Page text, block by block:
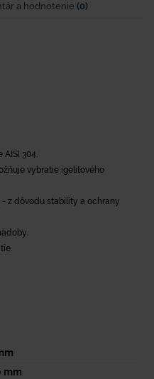
a hodnotenie (0)
304.
vybratie igelitového
z dôvodu stability a ochrany
mm